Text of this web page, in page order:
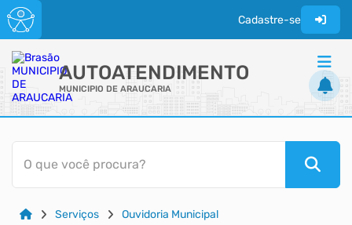
Cadastre-se
AUTOATENDIMENTO
MUNICIPIO DE ARAUCARIA
ACESSO RÁPIDO
Acessibilidade
Diário Oficial
O que você procura?
Serviços Ouvidoria Municipal